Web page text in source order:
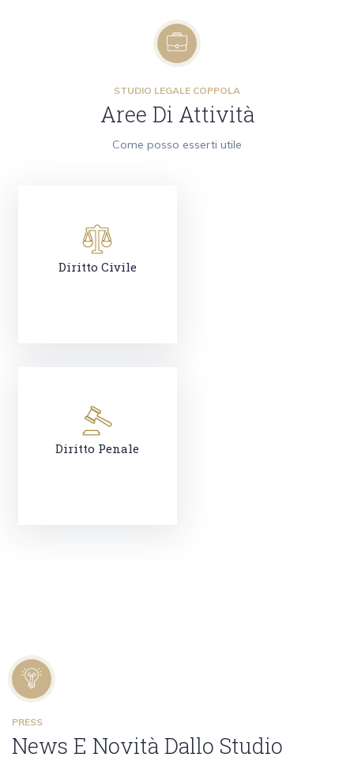
STUDIO LEGALE COPPOLA
Aree Di Attività
Come posso esserti utile
Diritto Civile
Diritto Penale
PRESS
News E Novità Dallo Studio